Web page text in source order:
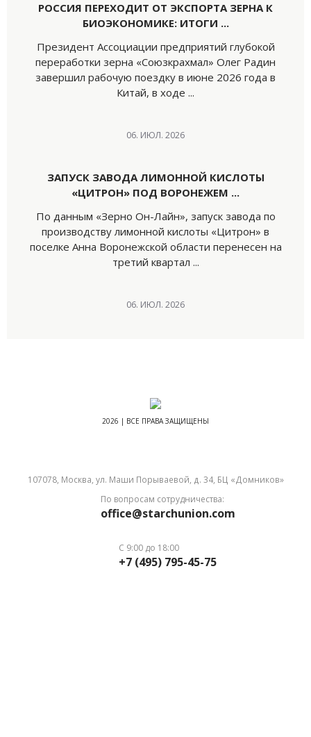
РОССИЯ ПЕРЕХОДИТ ОТ ЭКСПОРТА ЗЕРНА К
БИОЭКОНОМИКЕ: ИТОГИ ...
Президент Ассоциации предприятий глубокой
переработки зерна «Союзкрахмал» Олег Радин
завершил рабочую поездку в июне 2026 года в
Китай, в ходе ...
06. ИЮЛ. 2026
ЗАПУСК ЗАВОДА ЛИМОННОЙ КИСЛОТЫ
«ЦИТРОН» ПОД ВОРОНЕЖЕМ ...
По данным «Зерно Он-Лайн», запуск завода по
производству лимонной кислоты «Цитрон» в
поселке Анна Воронежской области перенесен на
третий квартал ...
06. ИЮЛ. 2026
2026 | ВСЕ ПРАВА ЗАЩИЩЕНЫ
107078, Москва, ул. Маши Порываевой, д. 34, БЦ «Домников»
По вопросам сотрудничества:
office@starchunion.com
С 9:00 до 18:00
+7 (495) 795-45-75